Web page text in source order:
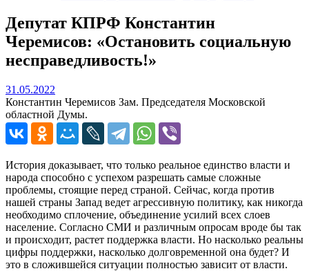
Депутат КПРФ Константин
Черемисов: «Остановить социальную
несправедливость!»
31.05.2022
Константин Черемисов Зам. Председателя Московской
областной Думы.
История доказывает, что только реальное единство власти и
народа способно с успехом разрешать самые сложные
проблемы, стоящие перед страной. Сейчас, когда против
нашей страны Запад ведет агрессивную политику, как никогда
необходимо сплочение, объединение усилий всех слоев
население. Согласно СМИ и различным опросам вроде бы так
и происходит, растет поддержка власти. Но насколько реальны
цифры поддержки, насколько долговременной она будет? И
это в сложившейся ситуации полностью зависит от власти.